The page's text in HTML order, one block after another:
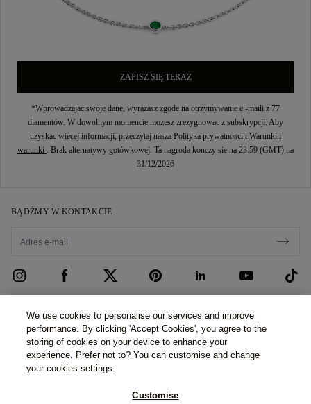
ZAPISZ SIĘ TERAZ
*Wprowadzajac swoje dane, wyrazasz zgode na otrzymywanie e -maili z 77
diamentów. W dowolnym momencie mozesz zrezygnowac z subskrypcji. Aby
uzyskac wiecej informacji, przeczytaj nasza Polityka prywatnosci i Warunki i
warunki
. Brak alternatywy gotówkowej. Ta nagroda konczy sie na 23:59 (GMT) na
31/12/2026
BĄDŹMY W KONTAKCIE
OBSŁUGA KLIENTA
Skontaktuj się z nami
Umów się na wizytę
O NAS
Nasza Historia
PRAWO I PRYWATNOŚĆ
We use cookies to personalise our services and improve
performance. By clicking 'Accept Cookies', you agree to the
storing of cookies on your device to enhance your
experience. Prefer not to? You can customise and change
your cookies settings.
Customise